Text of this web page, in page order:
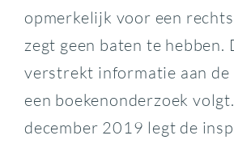
opmerkelijk voor een
zegt geen baten te hebben.
verstrekt informatie aan de
een boekenonderzoek
december 2019 legt de